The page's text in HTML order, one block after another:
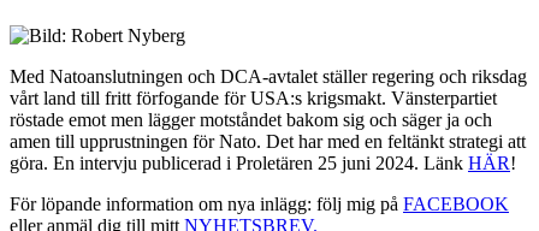
Med Natoanslutningen och DCA-avtalet ställer regering och riksdag
vårt land till fritt förfogande för USA:s krigsmakt. Vänsterpartiet
röstade emot men lägger motståndet bakom sig och säger ja och
amen till upprustningen för Nato. Det har med en feltänkt strategi att
göra. En intervju publicerad i Proletären 25 juni 2024. Länk HÄR!
För löpande information om nya inlägg: följ mig på FACEBOOK
eller anmäl dig till mitt NYHETSBREV.